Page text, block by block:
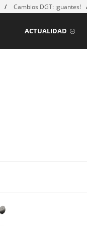
Cambios DGT: ¡guantes!
ACTUALIDAD